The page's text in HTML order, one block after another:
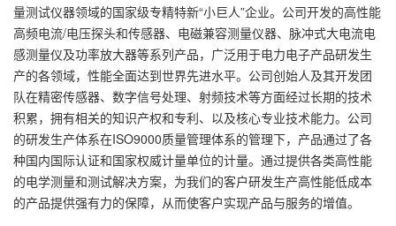
量测试仪器领域的国家级专精特新“小巨人”企业。公司开发的高性能
高频电流/电压探头和传感器、电磁兼容测量仪器、脉冲式大电流电
感测量仪及功率放大器等系列产品，广泛用于电力电子产品研发生
产的各领域，性能全面达到世界先进水平。公司创始人及其开发团
队在精密传感器、数字信号处理、射频技术等方面经过长期的技术
积累，拥有相关的知识产权和专利、以及核心专业技术能力。公司
的研发生产体系在ISO9000质量管理体系的管理下，产品通过了各
种国内国际认证和国家权威计量单位的计量。通过提供各类高性能
的电学测量和测试解决方案，为我们的客户研发生产高性能低成本
的产品提供强有力的保障，从而使客户实现产品与服务的增值。